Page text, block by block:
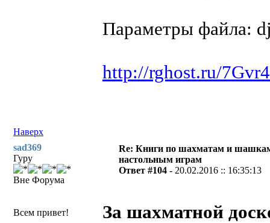
Параметры файла:
http://rghost.ru/
Наверх
sad369
Гуру
Вне Форума
Всем привет!
Re: Книги по шахматам и
настольным играм
Ответ #104 - 20.02.2016 :: 16:35:13
За шахматной